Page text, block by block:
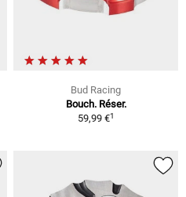
Bud Racing
Bouch. Réser.
59,99 €1